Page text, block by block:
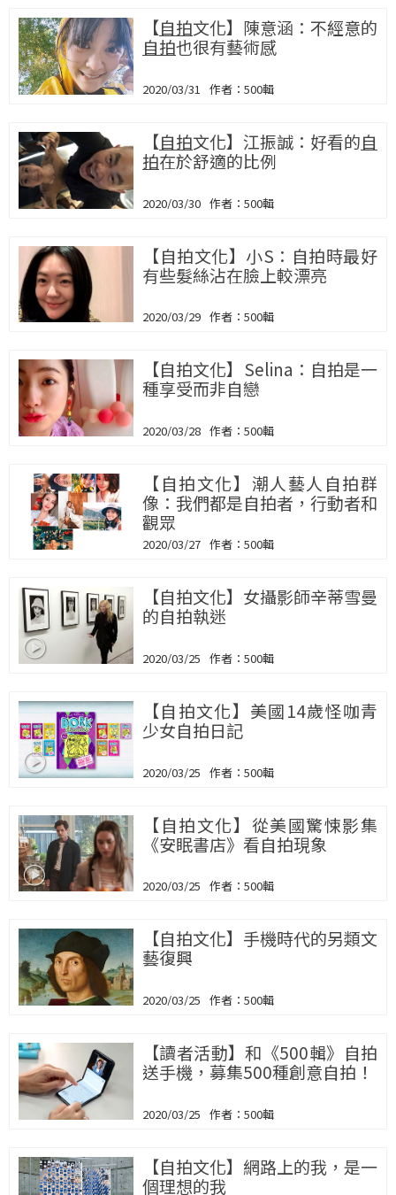
【自拍文化】陳意涵：不經意的
自拍也很有藝術感
2020/03/31 500輯
【自拍文化】江振誠：好看的自
拍在於舒適的比例
2020/03/30 500輯
【自拍文化】小S：自拍時最好
有些髮絲沾在臉上較漂亮
2020/03/29 500輯
【自拍文化】Selina：自拍是一
種享受而非自戀
2020/03/28 500輯
【自拍文化】潮人藝人自拍群
像：我們都是自拍者，行動者和
觀眾
2020/03/27 500輯
【自拍文化】女攝影師辛蒂雪曼
的自拍執迷
2020/03/25 500輯
【自拍文化】美國14歲怪咖青
少女自拍日記
2020/03/25 500輯
【自拍文化】從美國驚悚影集
《安眠書店》看自拍現象
2020/03/25 500輯
【自拍文化】手機時代的另類文
藝復興
2020/03/25 500輯
【讀者活動】和《500輯》自拍
送手機，募集500種創意自拍！
2020/03/25 500輯
【自拍文化】網路上的我，是一
個理想的我